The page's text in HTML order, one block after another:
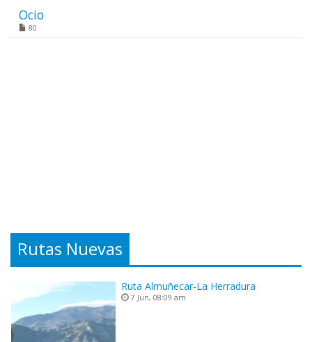
Ocio
80
Rutas Nuevas
Ruta Almuñecar-La Herradura
7 Jun, 08:09 am